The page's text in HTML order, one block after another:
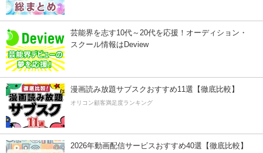
芸能界を志す10代～20代を応援！オーディション・
スクール情報はDeview
漫画読み放題サブスクおすすめ11選【徹底比較】
オリコン顧客満足度ランキング
2026年動画配信サービスおすすめ40選【徹底比較】